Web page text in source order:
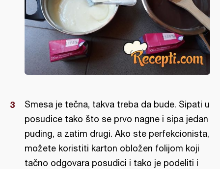
Smesa je tečna, takva treba da bude. Sipati u
posudice tako što se prvo nagne i sipa jedan
puding, a zatim drugi. Ako ste perfekcionista,
možete koristiti karton obložen folijom koji
tačno odgovara posudici i tako je podeliti i